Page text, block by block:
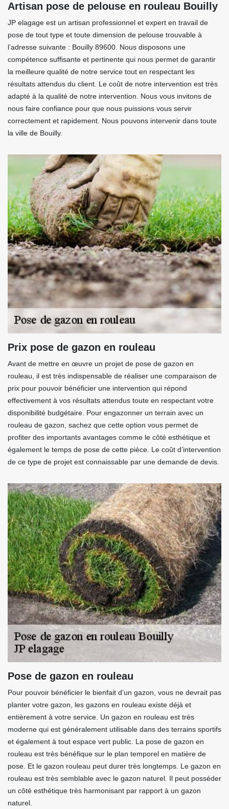
Artisan pose de pelouse en rouleau Bouilly
JP elagage est un artisan professionnel et expert en travail de
pose de tout type et toute dimension de pelouse trouvable à
l’adresse suivante : Bouilly 89600. Nous disposons une
compétence suffisante et pertinente qui nous permet de garantir
la meilleure qualité de notre service tout en respectant les
résultats attendus du client. Le coût de notre intervention est très
adapté à la qualité de notre intervention. Nous vous invitons de
nous faire confiance pour que nous puissions vous servir
correctement et rapidement. Nous pouvons intervenir dans toute
la ville de Bouilly.
Prix pose de gazon en rouleau
Avant de mettre en œuvre un projet de pose de gazon en
rouleau, il est très indispensable de réaliser une comparaison de
prix pour pouvoir bénéficier une intervention qui répond
effectivement à vos résultats attendus toute en respectant votre
disponibilité budgétaire. Pour engazonner un terrain avec un
rouleau de gazon, sachez que cette option vous permet de
profiter des importants avantages comme le côté esthétique et
également le temps de pose de cette pièce. Le coût d’intervention
de ce type de projet est connaissable par une demande de devis.
Pose de gazon en rouleau
Pour pouvoir bénéficier le bienfait d’un gazon, vous ne devrait pas
planter votre gazon, les gazons en rouleau existe déjà et
entièrement à votre service. Un gazon en rouleau est très
moderne qui est généralement utilisable dans des terrains sportifs
et également à tout espace vert public. La pose de gazon en
rouleau est très bénéfique sur le plan temporel en matière de
pose. Et le gazon rouleau peut durer très longtemps. Le gazon en
rouleau est très semblable avec le gazon naturel. Il peut posséder
un côté esthétique très harmonisant par rapport à un gazon
naturel.